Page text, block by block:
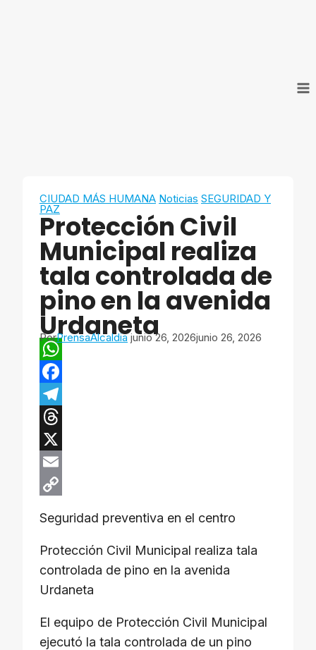
CIUDAD MÁS HUMANA Noticias SEGURIDAD Y
PAZ
Protección Civil
Municipal realiza
tala controlada de
pino en la avenida
Urdaneta
PorPrensaAlcaldia junio 26, 2026junio 26, 2026
W
h
a
s
A
F
a
c
e
b
k
T
e
e
a
m
T
h
r
d
s
X
E
i
l
p
y
L
i
n
Seguridad preventiva en el centro
Protección Civil Municipal realiza tala
controlada de pino en la avenida
Urdaneta
El equipo de Protección Civil Municipal
ejecutó la tala controlada de un pino